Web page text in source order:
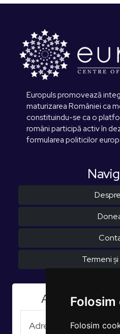
Folosim
Europuls promovează
maturizarea României ca
constituindu-se ca o
români participă activ în
formularea politicilor
Termeni
Aboneaza-te